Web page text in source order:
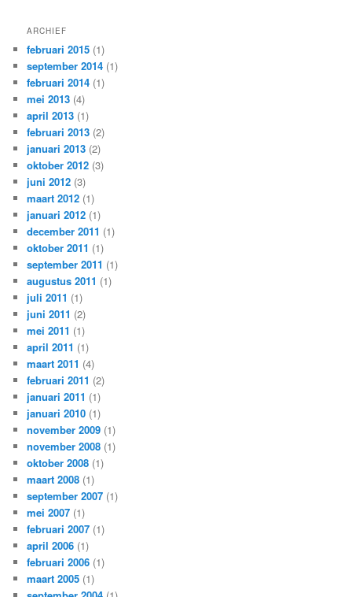
ARCHIEF
februari 2015 (1)
september 2014 (1)
februari 2014 (1)
mei 2013 (4)
april 2013 (1)
februari 2013 (2)
januari 2013 (2)
oktober 2012 (3)
juni 2012 (3)
maart 2012 (1)
januari 2012 (1)
december 2011 (1)
oktober 2011 (1)
september 2011 (1)
augustus 2011 (1)
juli 2011 (1)
juni 2011 (2)
mei 2011 (1)
april 2011 (1)
maart 2011 (4)
februari 2011 (2)
januari 2011 (1)
januari 2010 (1)
november 2009 (1)
november 2008 (1)
oktober 2008 (1)
maart 2008 (1)
september 2007 (1)
mei 2007 (1)
februari 2007 (1)
april 2006 (1)
februari 2006 (1)
maart 2005 (1)